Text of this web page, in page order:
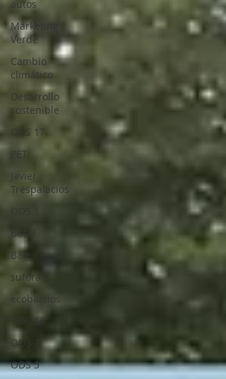
autos
Marketing
Verde
Cambio
climático
Desarrollo
sostenible
ODS 17
PET
Javier
Trespalacios
Basel
Bâle
suforall
ecobarrios
ODS 16
ODS 7
ODS 5